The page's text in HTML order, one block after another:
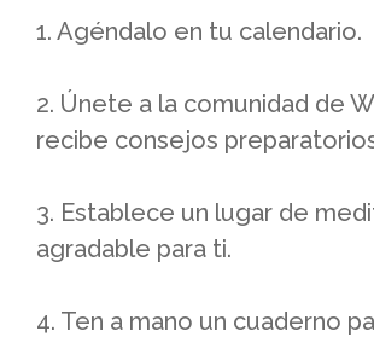
1. Agéndalo en tu calendario.
2. Únete a la comunidad de
recibe consejos
3. Establece un lugar de
agradable para ti.
4. Ten a mano un cuaderno